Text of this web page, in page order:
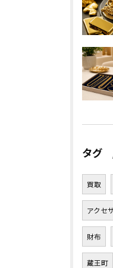
タグ
買取
アクセ
財布
蔵王町